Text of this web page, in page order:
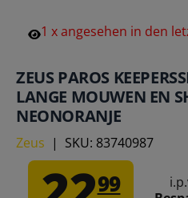
1 xangesehen in den
ZEUS PAROS
LANGE MOUWEN EN
NEONORANJE
Zeus | SKU: 83740987
99